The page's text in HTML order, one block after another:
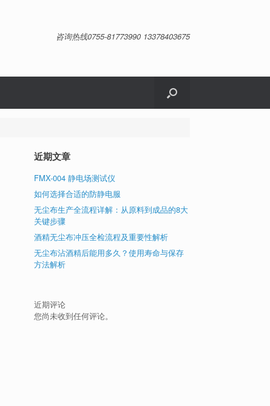
咨询热线0755-81773990 13378403675
近期文章
FMX-004 静电场测试仪
如何选择合适的防静电服
无尘布生产全流程详解：从原料到成品的8大
关键步骤
酒精无尘布冲压全检流程及重要性解析
无尘布沾酒精后能用多久？使用寿命与保存
方法解析
近期评论
您尚未收到任何评论。